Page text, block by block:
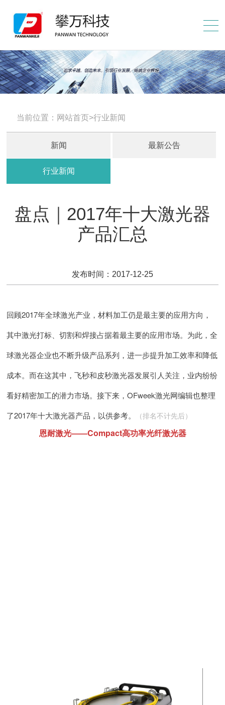
当前位置：网站首页>行业新闻
新闻 最新公告
行业新闻
盘点｜2017年十大激光器
产品汇总
发布时间：2017-12-25
回顾2017年全球激光产业，材料加工仍是最主要的应用方向，
其中激光打标、切割和焊接占据着最主要的应用市场。为此，全
球激光器企业也不断升级产品系列，进一步提升加工效率和降低
成本。而在这其中，飞秒和皮秒激光器发展引人关注，业内纷纷
看好精密加工的潜力市场。接下来，OFweek激光网编辑也整理
了2017年十大激光器产品，以供参考。
（排名不计先后）
恩耐激光——Compact高功率光纤激光器